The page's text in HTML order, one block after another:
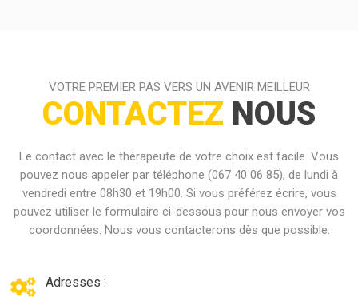
VOTRE PREMIER PAS VERS UN AVENIR MEILLEUR
CONTACTEZ NOUS
Le contact avec le thérapeute de votre choix est facile. Vous
pouvez nous appeler par téléphone (067 40 06 85), de lundi à
vendredi entre 08h30 et 19h00. Si vous préférez écrire, vous
pouvez utiliser le formulaire ci-dessous pour nous envoyer vos
coordonnées. Nous vous contacterons dès que possible.
Adresses :